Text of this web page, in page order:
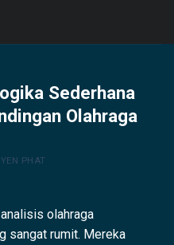
Sederhana
Olahraga
PHAT
olahraga
sangat rumit. Mereka